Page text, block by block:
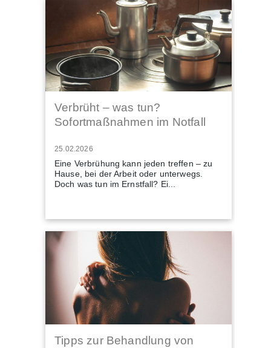
Verbrüht – was tun?
Sofortmaßnahmen im Notfall
25.02.2026
Eine Verbrühung kann jeden treffen – zu
Hause, bei der Arbeit oder unterwegs.
Doch was tun im Ernstfall? Ei...
Tipps zur Behandlung von